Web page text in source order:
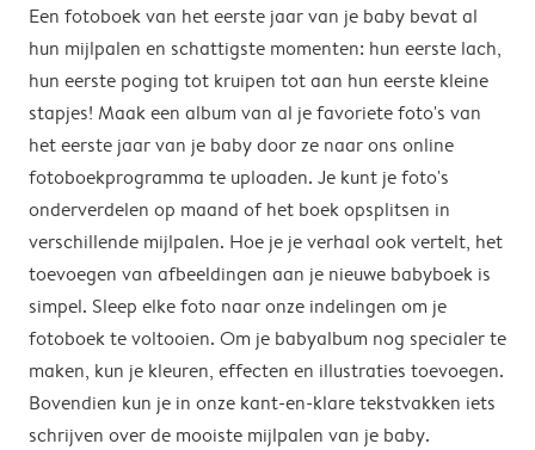
Een fotoboek van het eerste jaar van je baby bevat al
hun mijlpalen en schattigste momenten: hun eerste lach,
hun eerste poging tot kruipen tot aan hun eerste kleine
stapjes! Maak een album van al je favoriete foto's van
het eerste jaar van je baby door ze naar ons online
fotoboekprogramma te uploaden. Je kunt je foto's
onderverdelen op maand of het boek opsplitsen in
verschillende mijlpalen. Hoe je je verhaal ook vertelt, het
toevoegen van afbeeldingen aan je nieuwe babyboek is
simpel. Sleep elke foto naar onze indelingen om je
fotoboek te voltooien. Om je babyalbum nog specialer te
maken, kun je kleuren, effecten en illustraties toevoegen.
Bovendien kun je in onze kant-en-klare tekstvakken iets
schrijven over de mooiste mijlpalen van je baby.